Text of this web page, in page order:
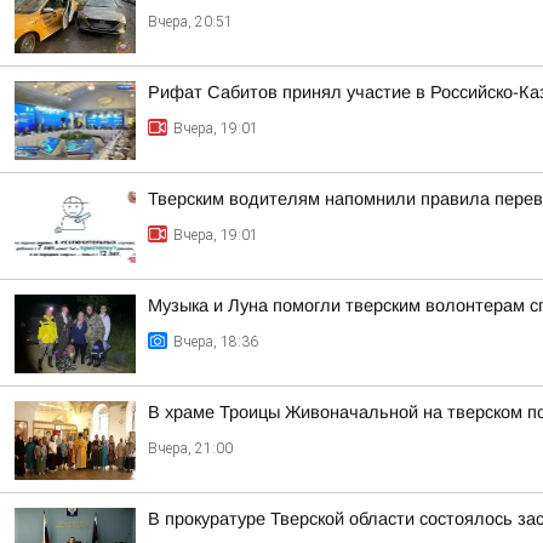
Вчера, 20:51
Рифат Сабитов принял участие в Российско-
Вчера, 19:01
Тверским водителям напомнили правила
Вчера, 19:01
Музыка и Луна помогли тверским волонтерам
Вчера, 18:36
В храме Троицы Живоначальной на тверском
Вчера, 21:00
В прокуратуре Тверской области состоялось